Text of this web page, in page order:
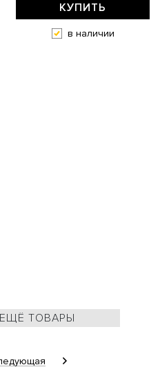
КУПИТЬ
в наличии
ТОВАРЫ